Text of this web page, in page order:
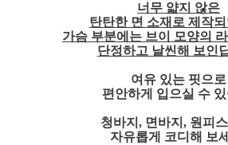
너무 얇지 않은
탄탄한 면 소재로 제작
가슴 부분에는 브이 모양의
단정하고 날씬해 보인
여유 있는 핏으로
편안하게 입으실 수
청바지, 면바지, 원피스
자유롭게 코디해 보